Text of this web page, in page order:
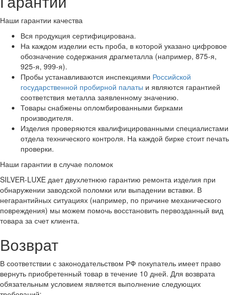
Наши гарантии качества
Вся продукция сертифицирована.
На каждом изделии есть проба, в которой указано цифровое
обозначение содержания драгметалла (например, 875-я,
925-я, 999-я).
Пробы устанавливаются инспекциями Российской
государственной пробирной палаты и являются гарантией
соответствия металла заявленному значению.
Товары снабжены опломбированными бирками
производителя.
Изделия проверяются квалифицированными специалистами
отдела технического контроля. На каждой бирке стоит печать
проверки.
Наши гарантии в случае поломок
SILVER-LUXE дает двухлетнюю гарантию ремонта изделия при
обнаружении заводской поломки или выпадении вставки. В
негарантийных ситуациях (например, по причине механического
повреждения) мы можем помочь восстановить первозданный вид
товара за счет клиента.
Возврат
В соответствии с законодательством РФ покупатель имеет право
вернуть приобретенный товар в течение 10 дней. Для возврата
обязательным условием является выполнение следующих